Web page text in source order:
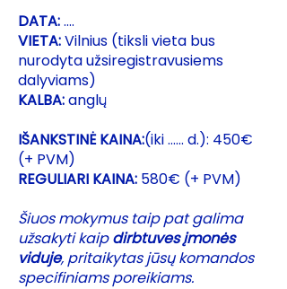
DATA:....
VIETA:Vilnius (tiksli vieta bus
nurodyta užsiregistravusiems
dalyviams)
KALBA:anglų
IŠANKSTINĖ KAINA:(iki ...... d.): 450€
(+ PVM)
REGULIARI KAINA: 580€ (+ PVM)
Šiuos mokymus taip pat galima
užsakyti kaipdirbtuves įmonės
viduje, pritaikytas jūsų komandos
specifiniams poreikiams.